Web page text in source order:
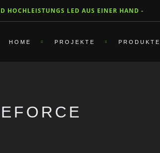
HOCHLEISTUNGS LED AUS EINER HAND -
HOME PROJEKTE PRODUKTE